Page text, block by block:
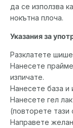
да се използва
нокътна плоча.
Указания за
Разклатете
Нанесете
изпичате.
Нанесете база и
Нанесете гел
(повторете тази
Направете